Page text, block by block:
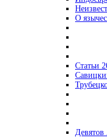
О
Статьи